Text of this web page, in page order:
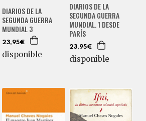
DIARIOS DE LA
SEGUNDA GUERRA
MUNDIAL 3
23,95€
disponible
DIARIOS DE LA
SEGUNDA GUERRA
MUNDIAL. 1 DESDE
PARÍS
23,95€
disponible